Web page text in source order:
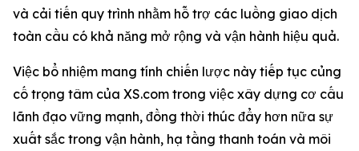
và cải tiến quy trình nhằm hỗ trợ các luồng giao dịch
toàn cầu có khả năng mở rộng và vận hành hiệu quả.
Việc bổ nhiệm mang tính chiến lược này tiếp tục củng
cố trọng tâm của XS.com trong việc xây dựng cơ cấu
lãnh đạo vững mạnh, đồng thời thúc đẩy hơn nữa sự
xuất sắc trong vận hành, hạ tầng thanh toán và môi